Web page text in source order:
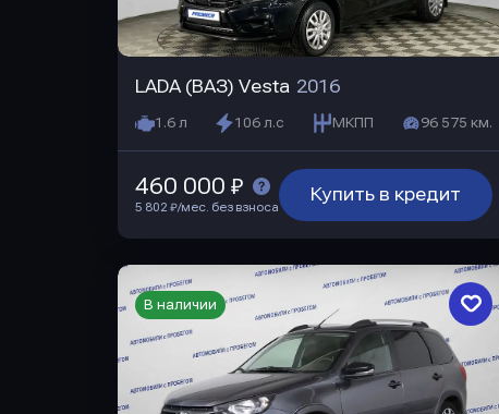
LADA (ВАЗ) Vesta 2016
1.6 л 106 л.с МКПП 96 575 км.
Купить в кредит
460 000 ₽
5 802 ₽/мес. без взноса
В наличии